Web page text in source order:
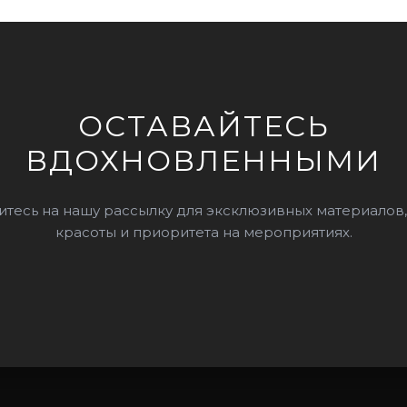
ОСТАВАЙТЕСЬ
ВДОХНОВЛЕННЫМИ
на нашу рассылку для эксклюзивных
красоты и приоритета на мероприятиях.